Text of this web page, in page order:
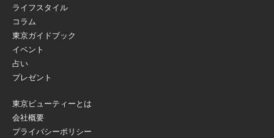
ライフスタイル
コラム
東京ガイドブック
イベント
占い
プレゼント
東京ビューティーとは
会社概要
プライバシーポリシー